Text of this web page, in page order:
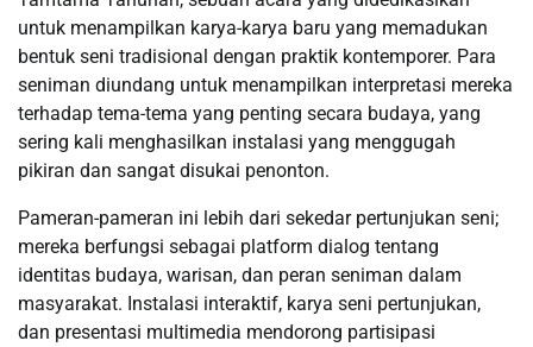
untuk menampilkan karya-karya baru yang memadukan
bentuk seni tradisional dengan praktik kontemporer. Para
seniman diundang untuk menampilkan interpretasi mereka
terhadap tema-tema yang penting secara budaya, yang
sering kali menghasilkan instalasi yang menggugah
pikiran dan sangat disukai penonton.
Pameran-pameran ini lebih dari sekedar pertunjukan seni;
mereka berfungsi sebagai platform dialog tentang
identitas budaya, warisan, dan peran seniman dalam
masyarakat. Instalasi interaktif, karya seni pertunjukan,
dan presentasi multimedia mendorong partisipasi